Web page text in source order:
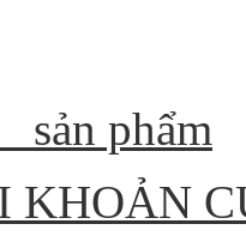
sản phẩm
KHOẢN